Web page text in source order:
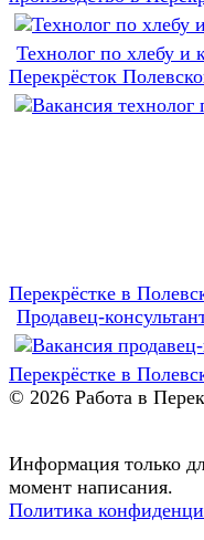
Технолог по хлебу и
Перекрёсток
Перекрёстке в
Продавец-
Перекрёстке в
© 2026 Работа в
Информация только
момент написания.
Политика